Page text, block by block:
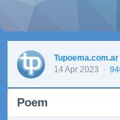
Tupoema.com.ar
14 Apr 2023 ·
Poem